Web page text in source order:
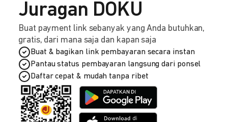
Juragan DOKU
Buat payment link sebanyak yang Anda butuhkan,
gratis, dari mana saja dan kapan saja
Buat & bagikan link pembayaran secara instan
Pantau status pembayaran langsung dari ponsel
Daftar cepat & mudah tanpa ribet